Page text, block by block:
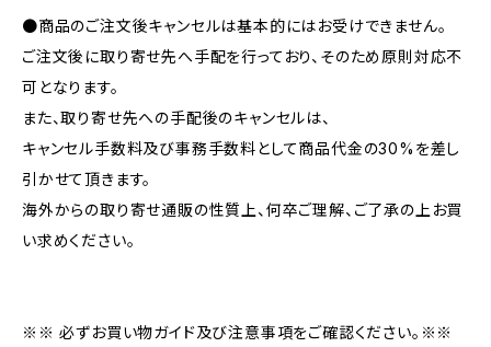
●商品のご注文後キャンセルは基本的にはお受けできません。
ご注文後に取り寄せ先へ手配を行っており、そのため原則対応不
可となります。
また、取り寄せ先への手配後のキャンセルは、
キャンセル手数料及び事務手数料として商品代金の30%を差し
引かせて頂きます。
海外からの取り寄せ通販の性質上、何卒ご理解、ご了承の上お買
い求めください。
※※ 必ずお買い物ガイド及び注意事項をご確認ください。※※